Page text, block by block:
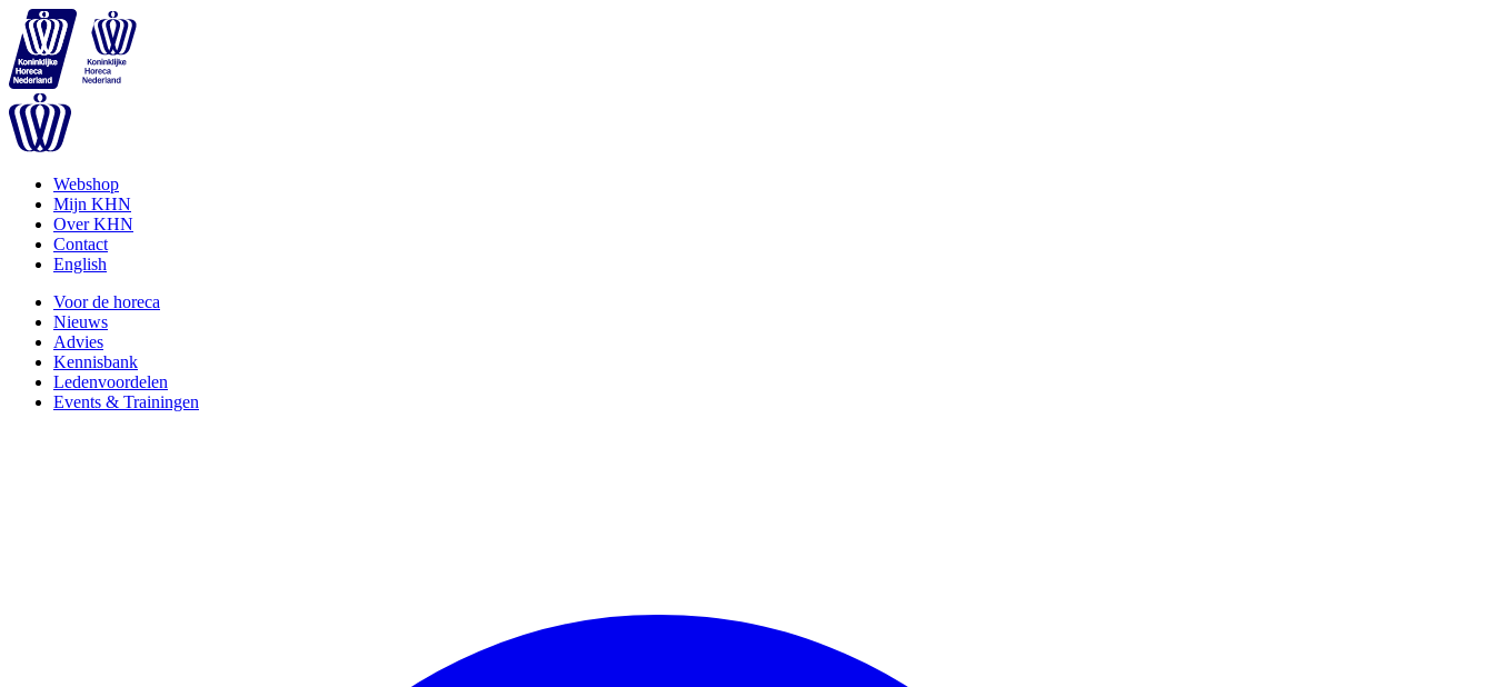
Webshop
Mijn KHN
Over KHN
Contact
English
Voor de horeca
Nieuws
Advies
Kennisbank
Ledenvoordelen
Events & Trainingen